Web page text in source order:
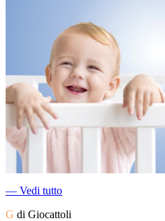
― Vedi tutto
G di Giocattoli